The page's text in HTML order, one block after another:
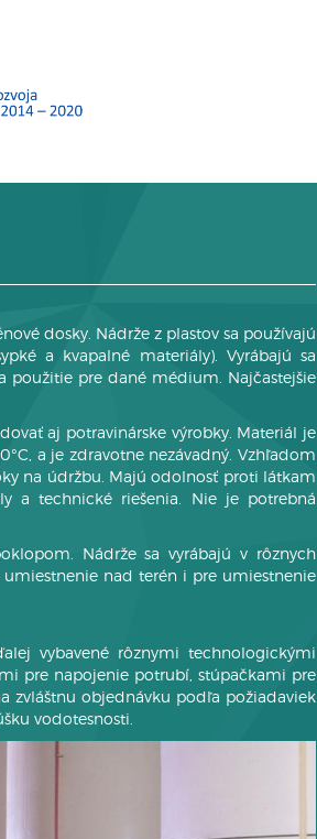
dosky. Nádrže z plastov sa používajú
a kvapalné materiály). Vyrábajú sa
použitie pre dané médium. Najčastejšie
aj potravinárske výrobky. Materiál je
a je zdravotne nezávadný. Vzhľadom
na údržbu. Majú odolnosť proti látkam
a technické riešenia. Nie je potrebná
Nádrže sa vyrábajú v rôznych
nad terén i pre umiestnenie
vybavené rôznymi technologickými
pre napojenie potrubí, stúpačkami pre
zvláštnu objednávku podľa požiadaviek
vodotesnosti.